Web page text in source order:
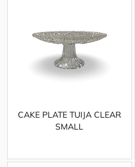
CAKE PLATE TUIJA CLEAR
SMALL